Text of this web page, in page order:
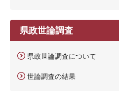
県政世論調査
県政世論調査について
世論調査の結果